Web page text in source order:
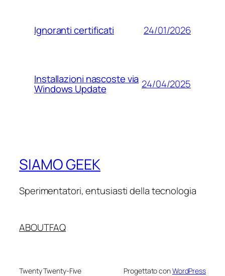
Ignoranti certificati 24/01/2026
Installazioni nascoste via
Windows Update 24/04/2025
SIAMO GEEK
Sperimentatori, entusiasti della tecnologia
ABOUTFAQ
Twenty Twenty-Five Progettato conWordPress